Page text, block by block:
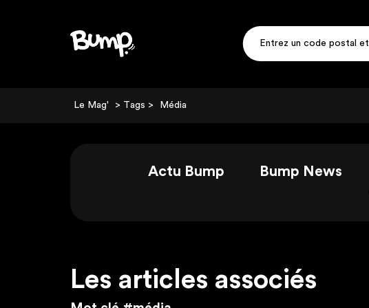
Le Mag' > Tags > Média
Actu Bump Bump News
Les articles associés